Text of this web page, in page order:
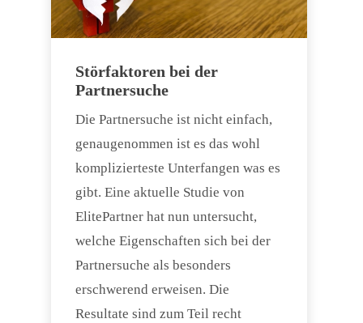
Störfaktoren bei der
Partnersuche
Die Partnersuche ist nicht einfach,
genaugenommen ist es das wohl
komplizierteste Unterfangen was es
gibt. Eine aktuelle Studie von
ElitePartner hat nun untersucht,
welche Eigenschaften sich bei der
Partnersuche als besonders
erschwerend erweisen. Die
Resultate sind zum Teil recht